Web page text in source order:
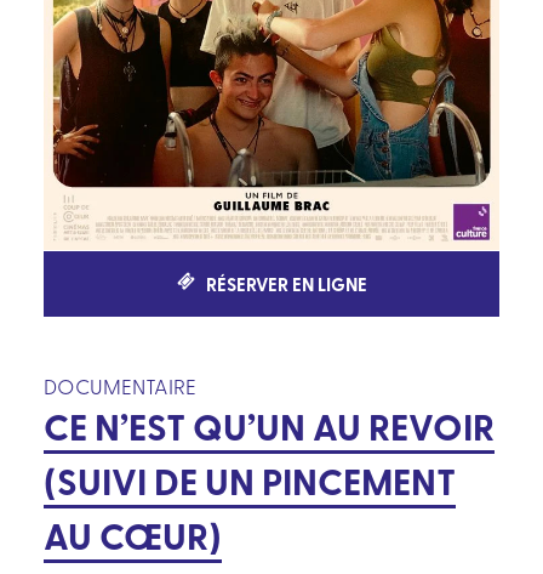
RÉSERVER EN LIGNE
DOCUMENTAIRE
CE N’EST QU’UN AU REVOIR
(SUIVI DE UN PINCEMENT
AU CŒUR)